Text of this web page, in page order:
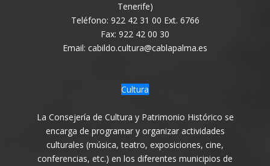
Tenerife)
Teléfono: 922 42 31 00 Ext. 6766
Fax: 922 42 00 30
Email: cabildo.cultura@cablapalma.es
Cultura
La Consejería de Cultura y Patrimonio Histórico se
encarga de programar y organizar actividades
culturales (música, teatro, exposiciones, cine,
conferencias, etc.) en los diferentes municipios de